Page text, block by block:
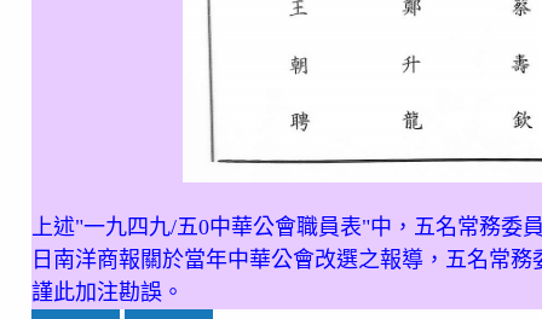
上述"一九四九/五0中華公會職員表"中，五名常務委
日南洋商報關於當年中華公會改選之報導，五名常
謹此加注勘誤。